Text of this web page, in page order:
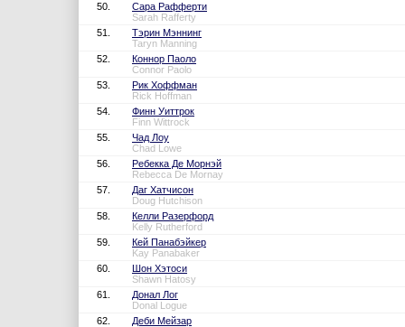
50.
Сара Рафферти
Sarah Rafferty
51.
Тэрин Мэннинг
Taryn Manning
52.
Коннор Паоло
Connor Paolo
53.
Рик Хоффман
Rick Hoffman
54.
Финн Уиттрок
Finn Wittrock
55.
Чад Лоу
Chad Lowe
56.
Ребекка Де Морнэй
Rebecca De Mornay
57.
Даг Хатчисон
Doug Hutchison
58.
Келли Разерфорд
Kelly Rutherford
59.
Кей Панабэйкер
Kay Panabaker
60.
Шон Хэтоси
Shawn Hatosy
61.
Донал Лог
Donal Logue
62.
Деби Мейзар